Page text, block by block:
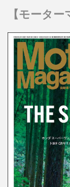
【モータ